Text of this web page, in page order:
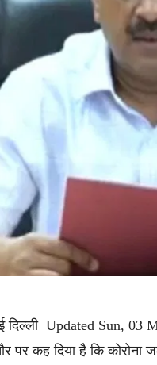
दिल्ली Updated Sun,
पर कह दिया है कि